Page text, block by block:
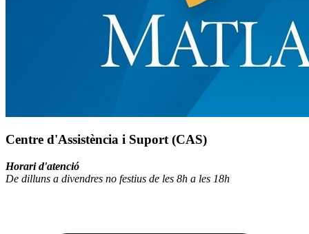
Centre d'Assistència i Suport (CAS)
Horari d'atenció
De dilluns a divendres no festius de les 8h a les 18h